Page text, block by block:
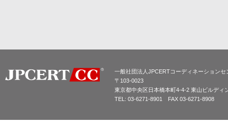
一般社団法人JPCERTコーディネーションセ
〒103-0023
東京都中央区日本橋本町4-4-2 東山ビルディ
TEL: 03-6271-8901 FAX 03-6271-8908